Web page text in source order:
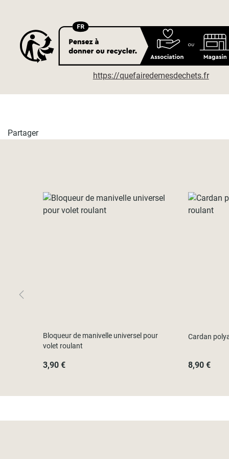
https://quefairedemesdechets.fr
Partager
Bloqueur de manivelle universel pour
volet roulant
3,90 €
Cardan
8,90 €